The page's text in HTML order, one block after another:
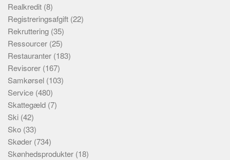
Realkredit (8)
Registreringsafgift (22)
Rekruttering (35)
Ressourcer (25)
Restauranter (183)
Revisorer (167)
Samkørsel (103)
Service (480)
Skattegæld (7)
Ski (42)
Sko (33)
Skøder (734)
Skønhedsprodukter (18)